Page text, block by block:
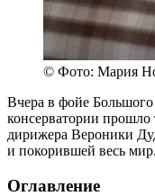
© Фото: Мария
Вчера в фойе Большого
консерватории прошло
дирижера Вероники
и покорившей весь мир.
Оглавление